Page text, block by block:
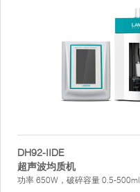
DH92-IIDE
超声波均质机
功率 650W，破碎容量 0.5-500ml